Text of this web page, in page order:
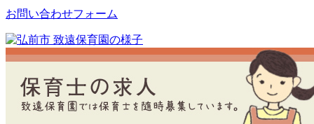
お問い合わせフォーム